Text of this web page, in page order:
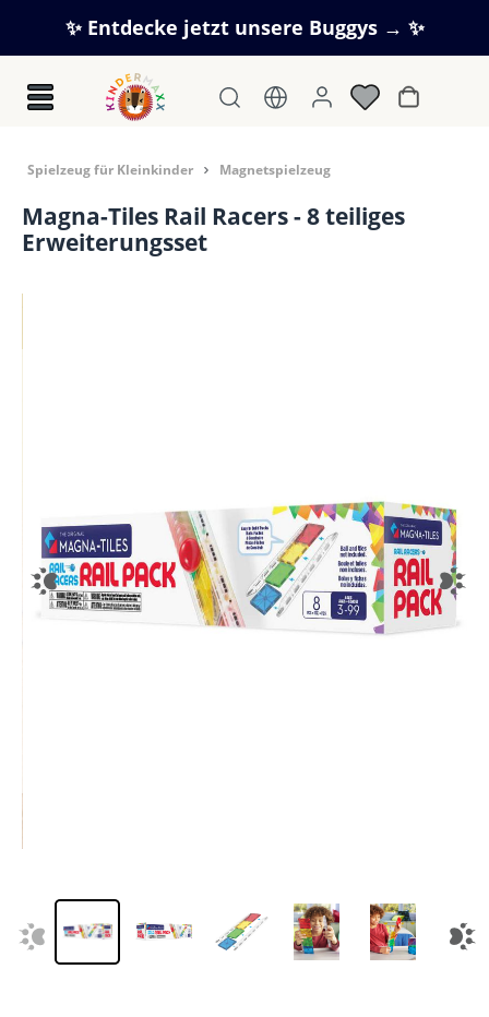
Zum Hauptinhalt springen
✨ Entdecke jetzt unsere Buggys → ✨
Spielzeug für Kleinkinder Magnetspielzeug
Magna-Tiles Rail Racers - 8 teiliges
Erweiterungsset